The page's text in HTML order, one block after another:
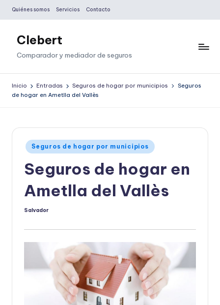
Saltar
contenido
Quiénes somos Servicios Contacto
Clebert
Comparador y mediador de seguros
Inicio Entradas Seguros de hogar por municipios
Seguros
de hogar en Ametlla del Vallès
Publicado
en
Seguros de hogar por municipios
Seguros de hogar en
Ametlla del Vallès
Publicado
Salvador